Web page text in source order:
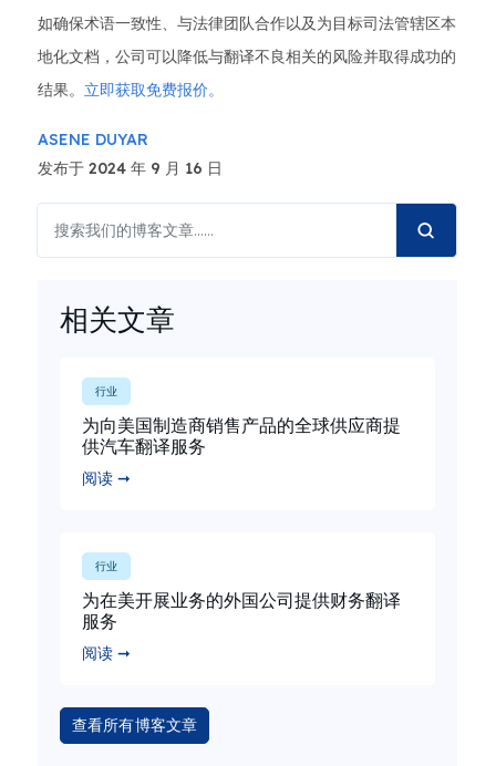
如确保术语一致性、与法律团队合作以及为目标司法管辖区本
地化文档，公司可以降低与翻译不良相关的风险并取得成功的
结果。 立即获取免费报价。
ASENE DUYAR
发布于 2024 年 9 月 16 日
相关文章
行业
为向美国制造商销售产品的全球供应商提
供汽车翻译服务
阅读 ➞
行业
为在美开展业务的外国公司提供财务翻译
服务
阅读 ➞
查看所有博客文章